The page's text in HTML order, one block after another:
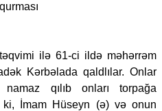
ilə 61-ci ildə məhərrəm
Kərbəlada qaldlılar. Onlar
namaz qılıb onları torpağa
ki, İmam Hüseyn (ə) və onun